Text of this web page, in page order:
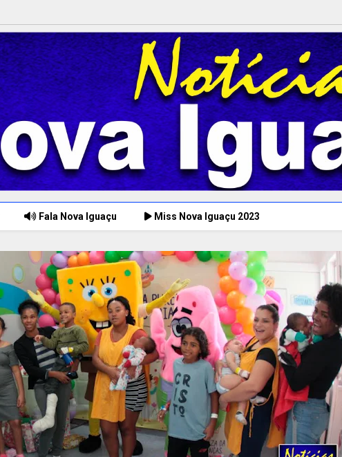
Fala Nova Iguaçu Miss Nova Iguaçu 2023